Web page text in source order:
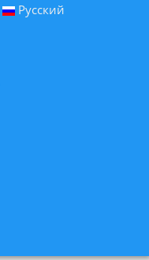
Русский